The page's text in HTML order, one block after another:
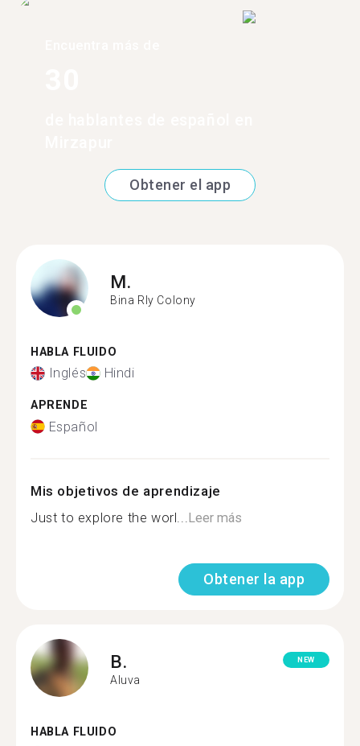
Obtener el app
M.
Bina Rly Colony
HABLA FLUIDO
Inglés Hindi
APRENDE
Español
Mis objetivos de aprendizaje
Just to explore the worl... Leer más
Obtener la app
B.
Aluva
NEW
HABLA FLUIDO